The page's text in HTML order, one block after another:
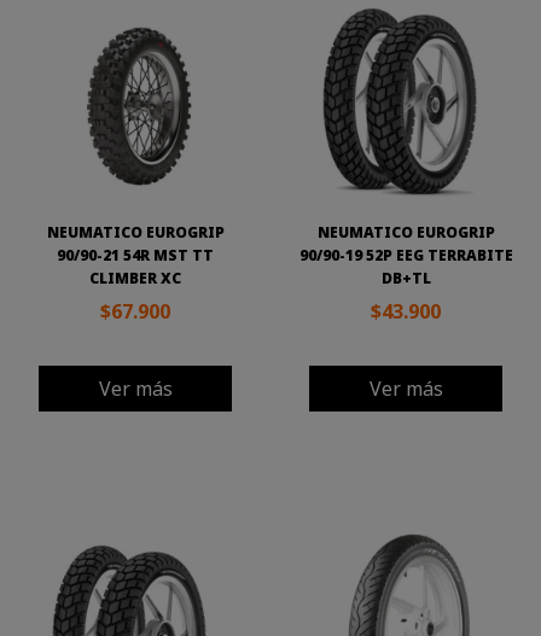
NEUMATICO EUROGRIP
90/90-21 54R MST TT
CLIMBER XC
$67.900
Ver más
NEUMATICO EUROGRIP
90/90-19 52P EEG TERRABITE
DB+TL
$43.900
Ver más